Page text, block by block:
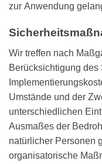
zur Anwendung
Wir treffen nach
Berücksichtigung des
Umstände und der
unterschiedlichen
Ausmaßes der
natürlicher Personen
organisatorische